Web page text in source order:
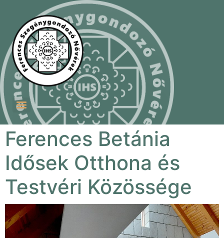
Ferences Betánia
Idősek Otthona és
Testvéri Közössége